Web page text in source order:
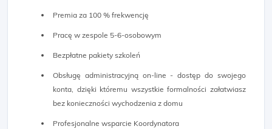
Premia za 100 % frekwencję
Pracę w zespole 5-6-osobowym
Bezpłatne pakiety szkoleń
Obsługę administracyjną on-line - dostęp do swojego
konta, dzięki któremu wszystkie formalności załatwiasz
bez konieczności wychodzenia z domu
Profesjonalne wsparcie Koordynatora